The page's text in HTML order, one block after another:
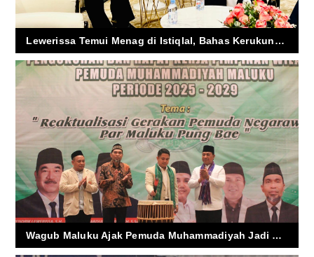
Lewerissa Temui Menag di Istiqlal, Bahas Kerukunan Umat di Maluku
Wagub Maluku Ajak Pemuda Muhammadiyah Jadi Mitra Strategis Bangun Pendidikan dan Pertanian Daerah